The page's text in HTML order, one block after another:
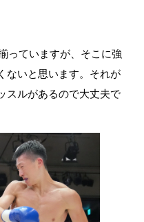
っていますが、そこに強
ないと思います。それが
スルがあるので大丈夫で